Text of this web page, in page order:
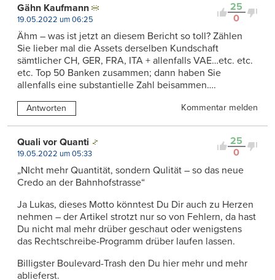
25
0
Gähn Kaufmann
19.05.2022 um 06:25
Ähm – was ist jetzt an diesem Bericht so toll? Zählen
Sie lieber mal die Assets derselben Kundschaft
sämtlicher CH, GER, FRA, ITA + allenfalls VAE…etc. etc.
etc. Top 50 Banken zusammen; dann haben Sie
allenfalls eine substantielle Zahl beisammen….
Antworten Kommentar melden
25
0
Quali vor Quanti
19.05.2022 um 05:33
„NIcht mehr Quantität, sondern Qulität – so das neue
Credo an der Bahnhofstrasse“
Ja Lukas, dieses Motto könntest Du Dir auch zu Herzen
nehmen – der Artikel strotzt nur so von Fehlern, da hast
Du nicht mal mehr drüber geschaut oder wenigstens
das Rechtschreibe-Programm drüber laufen lassen.
Billigster Boulevard-Trash den Du hier mehr und mehr
ablieferst.